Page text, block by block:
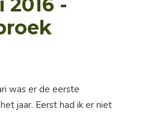
2016 -
was er de eerste
jaar. Eerst had ik er niet